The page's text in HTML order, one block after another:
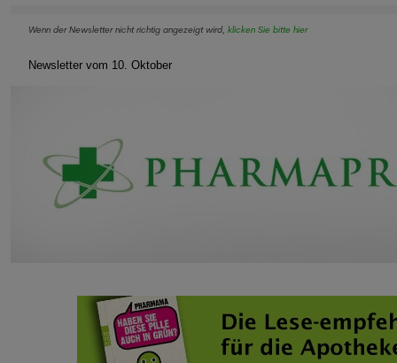
Wenn der Newsletter nicht richtig angezeigt wird, klicken Sie bitte hier
Newsletter vom 10. Oktober